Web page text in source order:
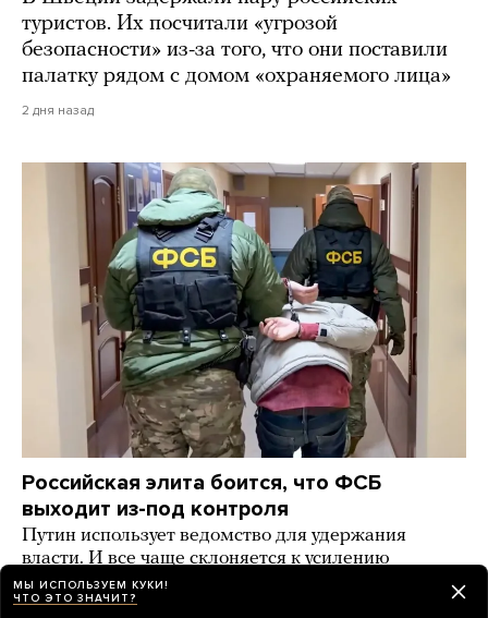
туристов. Их посчитали «угрозой
безопасности» из-за того, что они поставили
палатку рядом с домом «охраняемого лица»
2 дня назад
Российская элита боится, что ФСБ
выходит из-под контроля
Путин использует ведомство для удержания
власти. И все чаще склоняется к усилению
давления на бизнес и общество, пишет Bloomberg
МЫ ИСПОЛЬЗУЕМ КУКИ!
ЧТО ЭТО ЗНАЧИТ?